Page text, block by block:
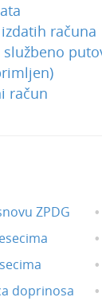
računa
račun
ZPDG
doprinosa